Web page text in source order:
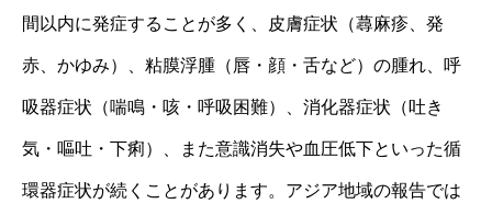
間以内に発症することが多く、皮膚症状（蕁麻疹、発
赤、かゆみ）、粘膜浮腫（唇・顔・舌など）の腫れ、呼
吸器症状（喘鳴・咳・呼吸困難）、消化器症状（吐き
気・嘔吐・下痢）、また意識消失や血圧低下といった循
環器症状が続くことがあります。アジア地域の報告では